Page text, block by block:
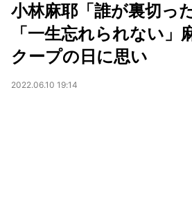
小林麻耶「誰が裏切っ
「一生忘れられない」
クープの日に思い
2022.06.10 19:14